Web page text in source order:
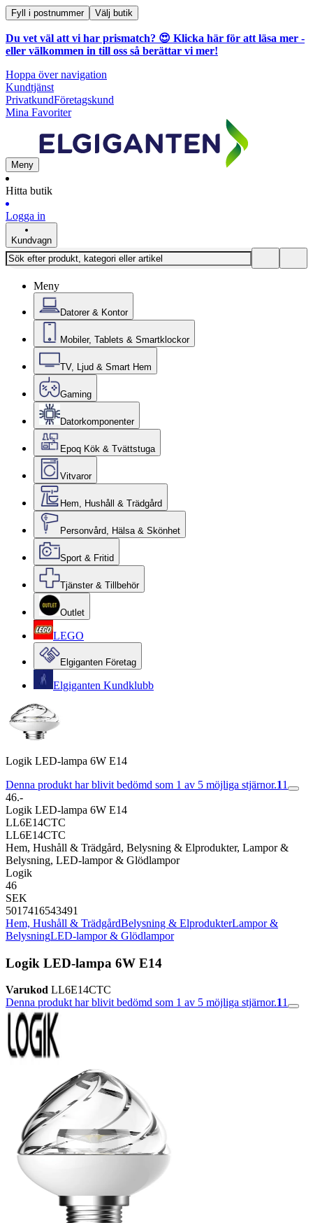
Fyll i postnummer Välj butik
Du vet väl att vi har prismatch? 😍 Klicka här för att läsa mer -
eller välkommen in till oss så berättar vi mer!
Hoppa över navigation
Kundtjänst
PrivatkundFöretagskund
Mina Favoriter
Meny
Hitta butik
Logga in
Kundvagn
Meny
Datorer & Kontor
Mobiler, Tablets & Smartklockor
TV, Ljud & Smart Hem
Gaming
Datorkomponenter
Epoq Kök & Tvättstuga
Vitvaror
Hem, Hushåll & Trädgård
Personvård, Hälsa & Skönhet
Sport & Fritid
Tjänster & Tillbehör
Outlet
LEGO
Elgiganten Företag
Elgiganten Kundklubb
Logik LED-lampa 6W E14
Denna produkt har blivit bedömd som 1 av 5 möjliga stjärnor.11
46.-
Logik LED-lampa 6W E14
LL6E14CTC
LL6E14CTC
Hem, Hushåll & Trädgård, Belysning & Elprodukter, Lampor &
Belysning, LED-lampor & Glödlampor
Logik
46
SEK
5017416543491
Hem, Hushåll & TrädgårdBelysning & ElprodukterLampor &
BelysningLED-lampor & Glödlampor
Logik LED-lampa 6W E14
Varukod LL6E14CTC
Denna produkt har blivit bedömd som 1 av 5 möjliga stjärnor.11